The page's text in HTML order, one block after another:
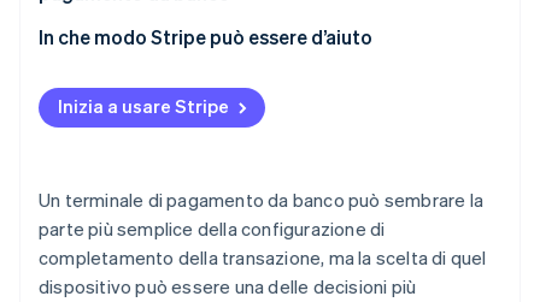
Carte regalo e premi fedeltà
Connettività affidabile e flessibile
Stampa delle ricevute integrata
Interfaccia veloce e intuitiva
Integrazione dei sistemi POS
Personalizzazione e funzioni avanzate
Prestazioni e durata
Compatibilità con le attuali piattaforme
Facilità di integrazione e personalizzazione
Prezzi e commissioni trasparenti
Ambiente e adeguamento al futuro
In che modo Stripe può essere d’aiuto
Inizia a usare Stripe
Un terminale di pagamento da banco può sembrare la
parte più semplice della configurazione di
completamento della transazione, ma la scelta di quel
dispositivo può essere una delle decisioni più